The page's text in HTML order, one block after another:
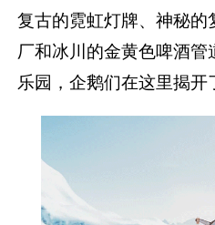
复古的霓虹灯牌、神秘
厂和冰川的金黄色啤酒
乐园，企鹅们在这里揭开